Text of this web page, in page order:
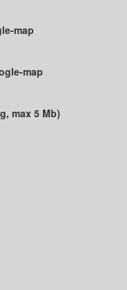
map
map
max 5 Mb)